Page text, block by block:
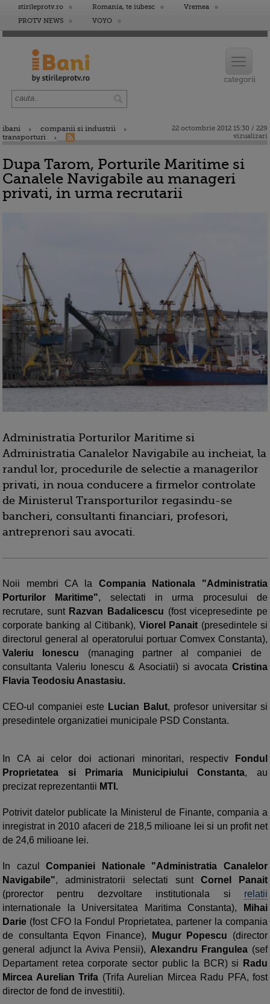
stirileprotv.ro Romania, te iubesc
Vremea
PROTV NEWS
VOYO
ibani
companii si industrii
transporturi
22 octombrie 2012 15:30 / 229
vizualizari
Dupa Tarom, Porturile Maritime si
Canalele Navigabile au manageri
privati, in urma recrutarii
Administratia Porturilor Maritime si
Administratia Canalelor Navigabile au incheiat, la
randul lor, procedurile de selectie a managerilor
privati, in noua conducere a firmelor controlate
de Ministerul Transporturilor regasindu-se
bancheri, consultanti financiari, profesori,
antreprenori sau avocati.
Noii membri CA la Compania Nationala "Administratia
Porturilor Maritime", selectati in urma procesului de
recrutare, suntRazvan Badalicescu (fost vicepresedinte pe
corporate banking al Citibank), Viorel Panait (presedintele si
directorul general al operatorului portuar Comvex Constanta),
Valeriu Ionescu (managing partner al companiei de
consultanta Valeriu Ionescu & Asociatii) si avocata Cristina
Flavia Teodosiu Anastasiu.
CEO-ul companiei este Lucian Balut, profesor universitar si
presedintele organizatiei municipale PSD Constanta.
In CA ai celor doi actionari minoritari, respectiv
Fondul
Proprietatea si Primaria Municipiului Constanta, au
precizat reprezentantii MTI.
Potrivit datelor publicate la Ministerul de Finante, compania a
inregistrat in 2010 afaceri de 218,5 milioane lei si un profit net
de 24,6 milioane lei.
In cazulCompaniei Nationale "Administratia Canalelor
Navigabile", administratorii selectati suntCornel Panait
(prorector pentru dezvoltare institutionala si relatii
internationale la Universitatea Maritima Constanta), Mihai
Darie (fost CFO la Fondul Proprietatea, partener la compania
de consultanta Eqvon Finance),
Mugur Popescu (director
general adjunct la Aviva Pensii), Alexandru Frangulea (sef
Departament retea corporate sector public la BCR) si
Radu
Mircea Aurelian Trifa (Trifa Aurelian Mircea Radu PFA, fost
director de fond de investitii).